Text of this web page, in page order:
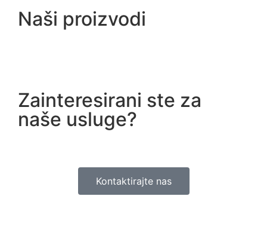
Naši proizvodi
Zainteresirani ste za
naše usluge?
Kontaktirajte nas